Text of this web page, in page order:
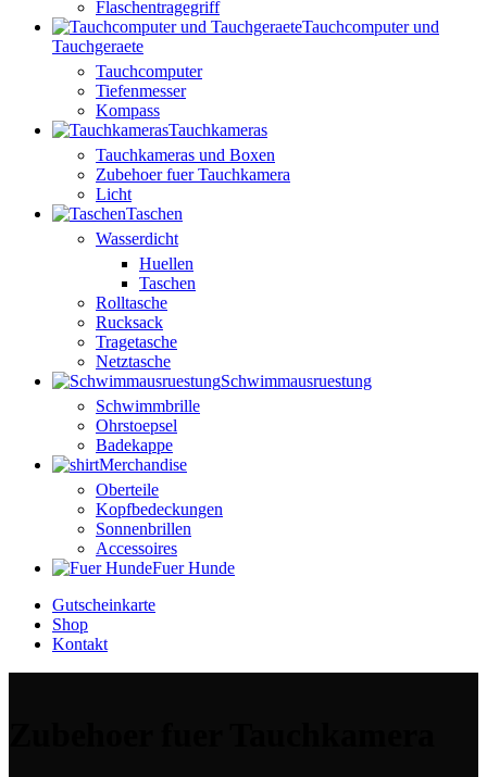
Flaschentragegriff
Tauchcomputer und
Tauchgeraete
Tauchcomputer
Tiefenmesser
Kompass
Tauchkameras
Tauchkameras und Boxen
Zubehoer fuer Tauchkamera
Licht
Taschen
Wasserdicht
Huellen
Taschen
Rolltasche
Rucksack
Tragetasche
Netztasche
Schwimmausruestung
Schwimmbrille
Ohrstoepsel
Badekappe
Merchandise
Oberteile
Kopfbedeckungen
Sonnenbrillen
Accessoires
Fuer Hunde
Gutscheinkarte
Shop
Kontakt